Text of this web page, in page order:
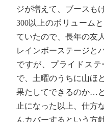
ジが増えて、ブースも
300以上のボリューム
ていたので、長年の友
レインボーステージと
ですが、プライドス
で、土曜のうちに山ほ
果たしてできるのか…
止になった以上、仕方
んカバーするという方